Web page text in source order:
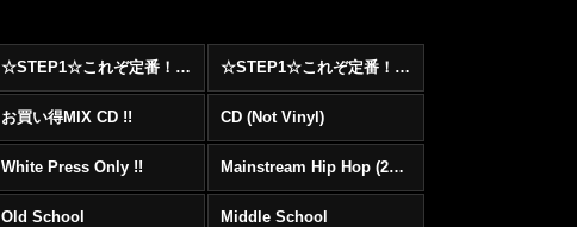
☆STEP1☆これぞ定番！！まずはここから！2000年代Hip HopフロアヒットBest 100 !!! ☆STEP1☆これぞ定番！！まずはここから！2000年代R&BフロアヒットBest 100 !!!
お買い得MIX CD !! CD (Not Vinyl)
White Press Only !! Mainstream Hip Hop (2000〜)
Old School Middle School